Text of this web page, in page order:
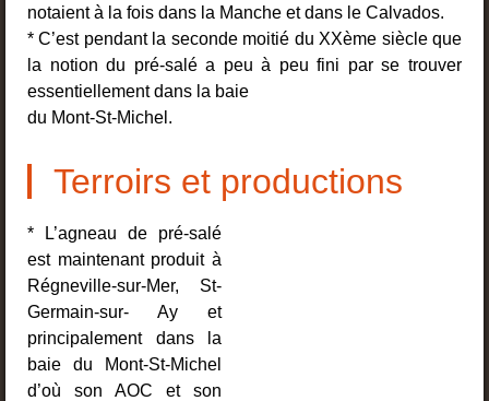
notaient à la fois dans la Manche et dans le Calvados.
* C’est pendant la seconde moitié du XXème siècle que
la notion du pré-salé a peu à peu fini par se trouver
essentiellement dans la baie
du Mont-St-Michel.
Terroirs et productions
* L’agneau de pré-salé
est maintenant produit à
Régneville-sur-Mer, St-
Germain-sur- Ay et
principalement dans la
baie du Mont-St-Michel
d’où son AOC et son